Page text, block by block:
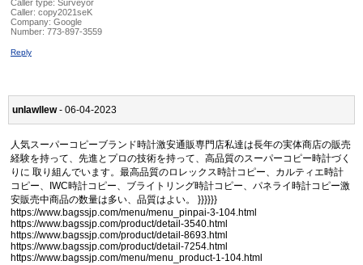
Caller type: Surveyor
Caller: copy2021seK
Company: Google
Number: 773-897-3559
Reply
unlawllew- 06-04-2023
人気スーパーコピーブランド時計激安通販専門店私達は長年の実体商店の販売
経験を持って、先進とプロの技術を持って、高品質のスーパーコピー時計づく
りに 取り組んでいます。最高品質のロレックス時計コピー、カルティエ時計
コピー、IWC時計コピー、ブライトリング時計コピー、パネライ時計コピー激
安販売中商品の数量は多い、品質はよい。 }}}}}}
https://www.bagssjp.com/menu/menu_pinpai-3-104.html
https://www.bagssjp.com/product/detail-3540.html
https://www.bagssjp.com/product/detail-8693.html
https://www.bagssjp.com/product/detail-7254.html
https://www.bagssjp.com/menu/menu_product-1-104.html